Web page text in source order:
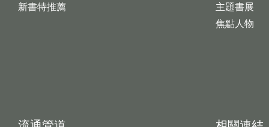
新書特推薦
主題書展
焦點人物